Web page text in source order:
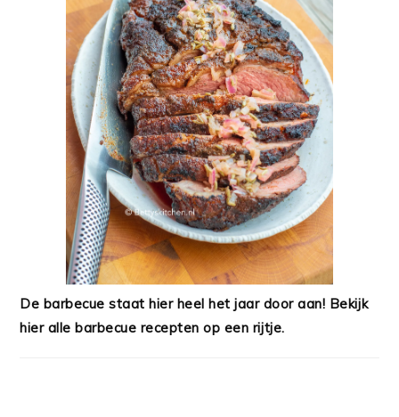
De barbecue staat hier heel het jaar door aan! Bekijk
hier alle barbecue recepten op een rijtje.